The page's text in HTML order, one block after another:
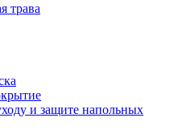
трава
и защите напольных